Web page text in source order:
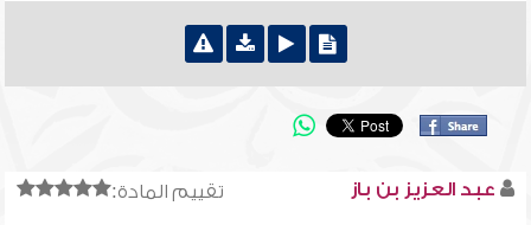
تقييم المادة: عبد العزيز بن باز